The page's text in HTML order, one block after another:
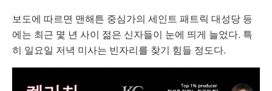
보도에 따르면 맨해튼 중심가의 세인트 패트릭 대성당 등
에는 최근 몇 년 사이 젊은 신자들이 눈에 띄게 늘었다. 특
히 일요일 저녁 미사는 빈자리를 찾기 힘들 정도다.